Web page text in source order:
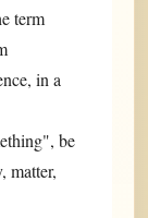
term
in a
be
matter,